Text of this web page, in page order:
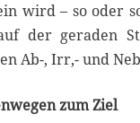
wird – so oder
der geraden
Ab-, Irr,- und
zum Ziel